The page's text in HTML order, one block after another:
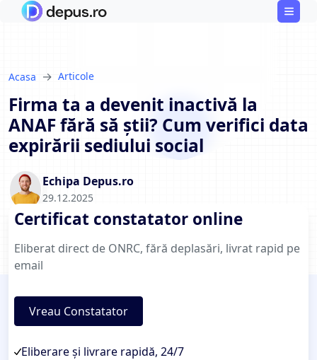
Acasa → Articole
Firma ta a devenit inactivă la
ANAF fără să știi? Cum verifici data
expirării sediului social
Echipa Depus.ro
29.12.2025
Certificat constatator online
Eliberat direct de ONRC, fără deplasări, livrat rapid pe
email
Vreau Constatator
Eliberare și livrare rapidă, 24/7